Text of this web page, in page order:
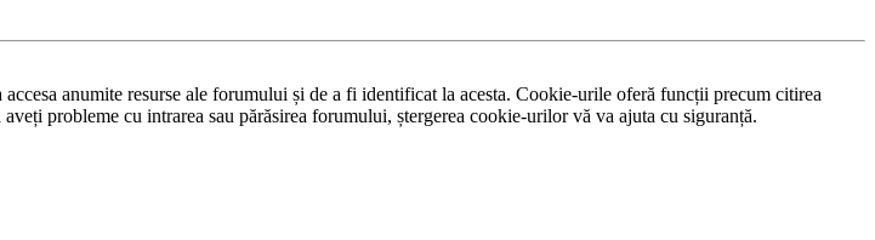
anumite resurse ale forumului și de a fi identificat la acesta. Cookie-urile oferă funcții precum citirea
probleme cu intrarea sau părăsirea forumului, ștergerea cookie-urilor vă va ajuta cu siguranță.